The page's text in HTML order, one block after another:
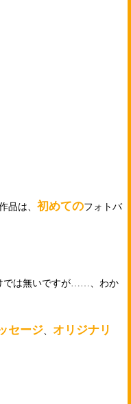
品は、初めてのフォトバ
では無いですが……、わか
セージ
オリジナリ